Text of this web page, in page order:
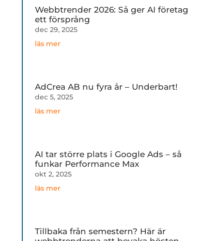
Webbtrender 2026: Så ger AI företag
ett försprång
dec 29, 2025
läs mer
AdCrea AB nu fyra år – Underbart!
dec 5, 2025
läs mer
AI tar större plats i Google Ads – så
funkar Performance Max
okt 2, 2025
läs mer
Tillbaka från semestern? Här är